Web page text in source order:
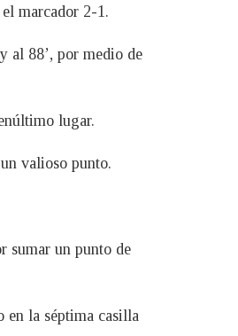
marcador 2-1.
al 88’, por medio de
lugar.
valioso punto.
sumar un punto de
en la séptima casilla